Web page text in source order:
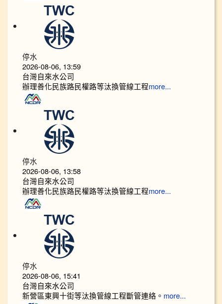
停水
2026-08-06, 13:59
台灣自來水公司
辦理善化民族路民權路等汰換管線工程more...
停水
2026-08-06, 13:58
台灣自來水公司
辦理善化民族路民權路等汰換管線工程more...
停水
2026-08-06, 15:41
台灣自來水公司
新營區東興十街等汰換管線工程斷管連絡。 more...